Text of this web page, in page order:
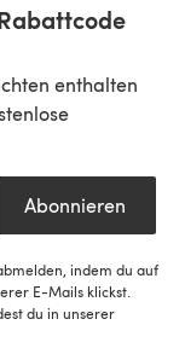
enthalten
Abonnieren
indem du auf
E-Mails klickst.
du in unserer